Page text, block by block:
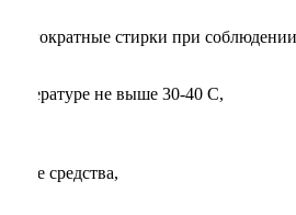
стирки при
не выше 30-40 С,
средства,